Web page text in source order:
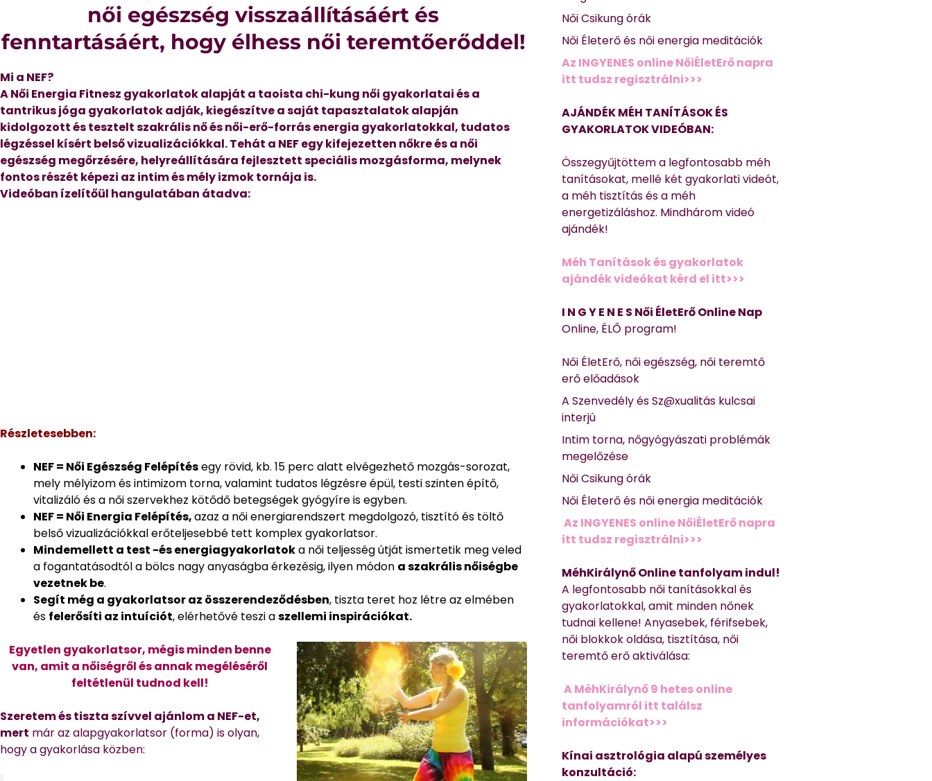
női egészség visszaállításáért és
fenntartásáért, hogy élhess női teremtőerőddel!
Mi a NEF?
A Női Energia Fitnesz gyakorlatok alapját a taoista chi-kung női gyakorlatai és a
tantrikus jóga gyakorlatok adják, kiegészítve a saját tapasztalatok alapján
kidolgozott és tesztelt szakrális nő és női-erő-forrás energia gyakorlatokkal, tudatos
légzéssel kísért belső vizualizációkkal. Tehát a NEF egy kifejezetten nőkre és a női
egészség megőrzésére, helyreállítására fejlesztett speciális mozgásforma, melynek
fontos részét képezi az intim és mély izmok tornája is.
Videóban ízelítőül hangulatában átadva:
Részletesebben:
NEF = Női Egészség Felépítésegy rövid, kb. 15 perc alatt elvégezhető mozgás-sorozat,
mely mélyizom és intimizom torna, valamint tudatos légzésre épül, testi szinten építő,
vitalizáló és a női szervekhez kötődő betegségek gyógyíre is egyben.
NEF = Női Energia Felépítés,azaz a női energiarendszert megdolgozó, tisztító és töltő
belső vizualizációkkal erőteljesebbé tett komplex gyakorlatsor.
Mindemellett a test -és energiagyakorlatoka női teljesség útját ismertetik meg veled
a fogantatásodtól a bölcs nagy anyaságba érkezésig, ilyen módon a szakrális nőiségbe
vezetnek be.
Segít még a gyakorlatsor az összerendeződésben, tiszta teret hoz létre az elmében
és felerősíti az intuíciót, elérhetővé teszi aszellemi inspirációkat.
Egyetlen gyakorlatsor, mégis minden benne
van, amit a nőiségről és annak megéléséről
feltétlenül tudnod kell!
Szeretem és tiszta szívvel ajánlom a NEF-et,
mert már az alapgyakorlatsor (forma) is olyan,
hogy a gyakorlása közben:
Női Csikung órák
Női Életerő és női energia meditációk
Az INGYENES online NőiÉletErő napra
itt tudsz regisztrálni>>>
AJÁNDÉK MÉH TANÍTÁSOK ÉS
GYAKORLATOK VIDEÓBAN:
Összegyűjtöttem a legfontosabb méh
tanításokat, mellé két gyakorlati videót,
a méh tisztítás és a méh
energetizáláshoz. Mindhárom videó
ajándék!
Méh Tanítások és gyakorlatok
ajándék videókat kérd el itt>>>
I N G Y E N E S Női ÉletErő Online Nap
Online, ÉLŐ program!
Női ÉletErő, női egészség, női teremtő
erő előadások
A Szenvedély és Sz@xualitás kulcsai
interjú
Intim torna, nőgyógyászati problémák
megelőzése
Női Csikung órák
Női Életerő és női energia meditációk
Az INGYENES online NőiÉletErő napra
itt tudsz regisztrálni>>>
MéhKirálynő Online tanfolyam indul!
A legfontosabb női tanításokkal és
gyakorlatokkal, amit minden nőnek
tudnai kellene! Anyasebek, férifsebek,
női blokkok oldása, tisztítása, női
teremtő erő aktiválása:
A MéhKirálynő 9 hetes online
tanfolyamról itt találsz
információkat>>>
Kínai asztrológia alapú személyes
konzultáció: